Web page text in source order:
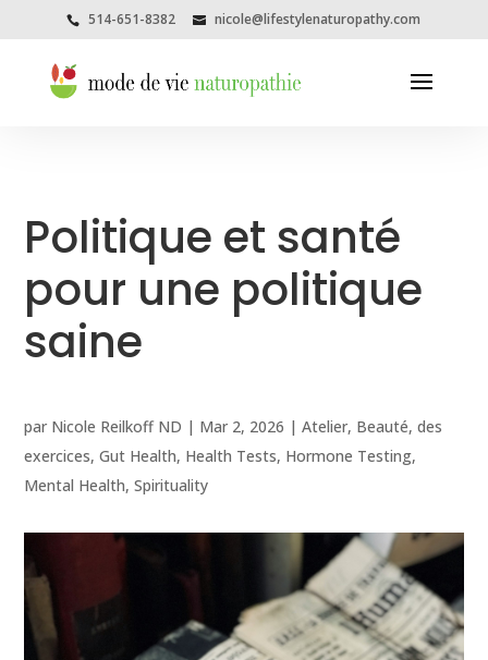
514-651-8382 nicole@lifestylenaturopathy.com
Politique et santé
pour une politique
saine
par Nicole Reilkoff ND | Mar 2, 2026 |Atelier, Beauté,des
exercices,Gut Health, Health Tests, Hormone Testing,
Mental Health,Spirituality